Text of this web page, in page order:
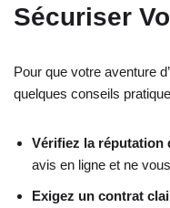
Sécuriser
Pour que votre aventure
quelques conseils
Vérifiez la réputation
avis en ligne et ne
Exigez un contrat